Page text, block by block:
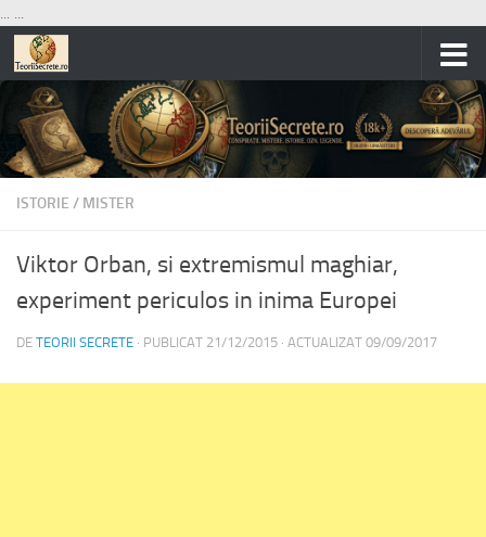
... ...
Skip to content
ISTORIE / MISTER
Viktor Orban, si extremismul maghiar,
experiment periculos in inima Europei
DE TEORII SECRETE · PUBLICAT 21/12/2015 · ACTUALIZAT 09/09/2017